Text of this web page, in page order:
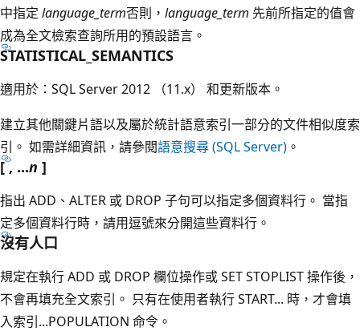
中指定 language_term否則， language_term 先前所指定的值會
成為全文檢索查詢所用的預設語言。
STATISTICAL_SEMANTICS
適用於：SQL Server 2012 （11.x） 和更新版本。
建立其他關鍵片語以及屬於統計語意索引一部分的文件相似度索
引。 如需詳細資訊，請參閱語意搜尋 (SQL Server) 。
[ , ...n ]
指出 ADD、ALTER 或 DROP 子句可以指定多個資料行。 當指
定多個資料行時，請用逗號來分開這些資料行。
沒有人口
規定在執行 ADD 或 DROP 欄位操作或 SET STOPLIST 操作後，
不會再填充全文索引。 只有在使用者執行 START... 時，才會填
入索引...POPULATION 命令。